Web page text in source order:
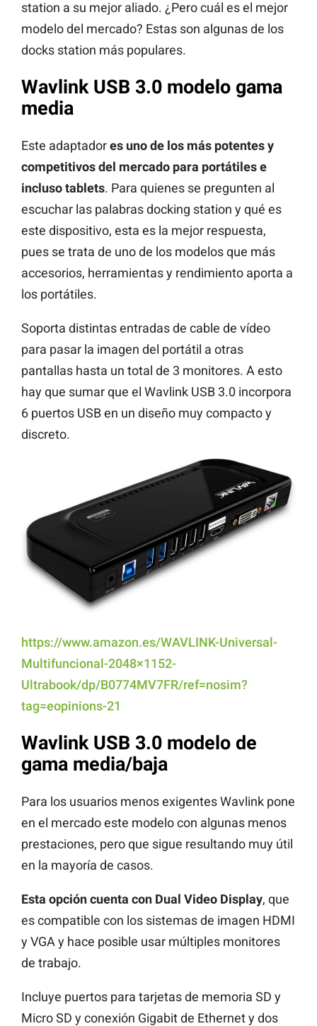
station a su mejor aliado. ¿Pero cuál es el mejor
modelo del mercado? Estas son algunas de los
docks station más populares.
Wavlink USB 3.0 modelo gama
media
Este adaptadores uno de los más potentes y
competitivos del mercado para portátiles e
incluso tablets. Para quienes se pregunten al
escuchar las palabras docking station y qué es
este dispositivo, esta es la mejor respuesta,
pues se trata de uno de los modelos que más
accesorios, herramientas y rendimiento aporta a
los portátiles.
Soporta distintas entradas de cable de vídeo
para pasar la imagen del portátil a otras
pantallas hasta un total de 3 monitores. A esto
hay que sumar que el Wavlink USB 3.0 incorpora
6 puertos USB en un diseño muy compacto y
discreto.
https://www.amazon.es/WAVLINK-Universal-
Multifuncional-2048×1152-
Ultrabook/dp/B0774MV7FR/ref=nosim?
tag=eopinions-21
Wavlink USB 3.0 modelo de
gama media/baja
Para los usuarios menos exigentes Wavlink pone
en el mercado este modelo con algunas menos
prestaciones, pero que sigue resultando muy útil
en la mayoría de casos.
Esta opción cuenta con Dual Video Display, que
es compatible con los sistemas de imagen HDMI
y VGA y hace posible usar múltiples monitores
de trabajo.
Incluye puertos para tarjetas de memoria SD y
Micro SD y conexión Gigabit de Ethernet y dos